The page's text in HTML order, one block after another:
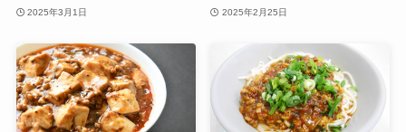
2025年3月1日 2025年2月25日